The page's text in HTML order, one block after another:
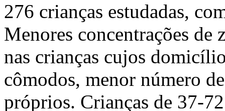
276 crianças estudadas,
Menores concentrações de
nas crianças cujos
cômodos, menor número
próprios. Crianças de 37-